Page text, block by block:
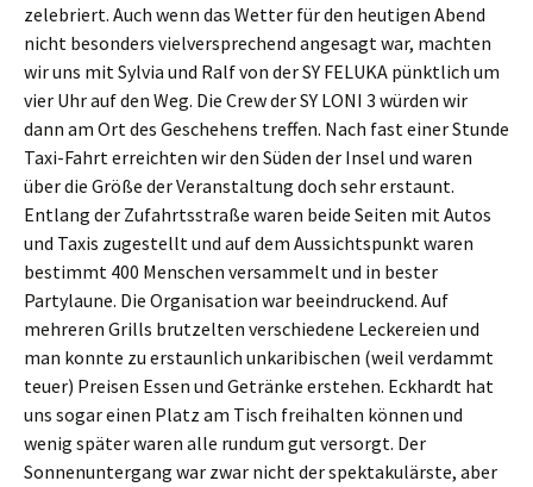
zelebriert. Auch wenn das Wetter für den heutigen Abend
nicht besonders vielversprechend angesagt war, machten
wir uns mit Sylvia und Ralf von der SY FELUKA pünktlich um
vier Uhr auf den Weg. Die Crew der SY LONI 3 würden wir
dann am Ort des Geschehens treffen. Nach fast einer Stunde
Taxi-Fahrt erreichten wir den Süden der Insel und waren
über die Größe der Veranstaltung doch sehr erstaunt.
Entlang der Zufahrtsstraße waren beide Seiten mit Autos
und Taxis zugestellt und auf dem Aussichtspunkt waren
bestimmt 400 Menschen versammelt und in bester
Partylaune. Die Organisation war beeindruckend. Auf
mehreren Grills brutzelten verschiedene Leckereien und
man konnte zu erstaunlich unkaribischen (weil verdammt
teuer) Preisen Essen und Getränke erstehen. Eckhardt hat
uns sogar einen Platz am Tisch freihalten können und
wenig später waren alle rundum gut versorgt. Der
Sonnenuntergang war zwar nicht der spektakulärste, aber